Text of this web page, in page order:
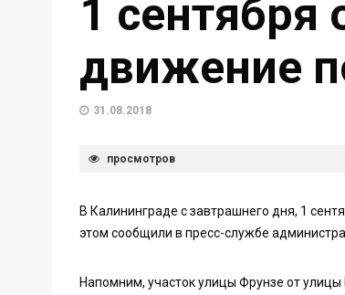
1 сентября
движение
31.08.2018
просмотров
В Калининграде с завтрашнего дня, 1
этом сообщили в пресс-службе
Напомним, участок улицы Фрунзе от